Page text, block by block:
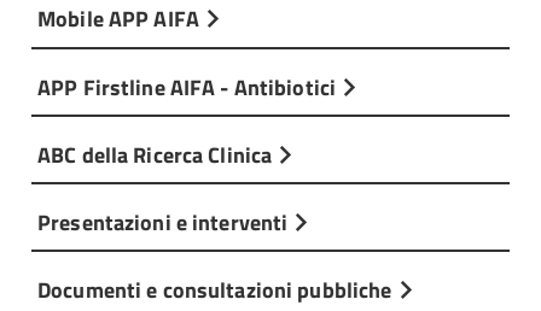
Mobile APP AIFA
APP Firstline AIFA - Antibiotici
ABC della Ricerca Clinica
Presentazioni e interventi
Documenti e consultazioni pubbliche